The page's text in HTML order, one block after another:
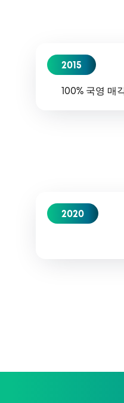
2015
100% 국영 매
2020